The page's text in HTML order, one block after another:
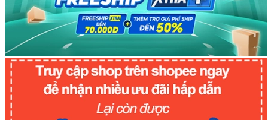
Màu trắng
-30%
65.000đ